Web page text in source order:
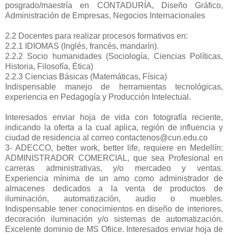
posgrado/maestría en CONTADURÍA, Diseño Gráfico,
Administración de Empresas, Negocios Internacionales
2.2 Docentes para realizar procesos formativos en:
2.2.1 IDIOMAS (Inglés, francés, mandarín).
2.2.2 Socio humanidades (Sociología, Ciencias Políticas,
Historia, Filosofía, Ética)
2.2.3 Ciencias Básicas (Matemáticas, Física)
Indispensable manejo de herramientas tecnológicas,
experiencia en Pedagogía y Producción Intelectual.
Interesados enviar hoja de vida con fotografía reciente,
indicando la oferta a la cual aplica, región de influencia y
ciudad de residencia al correo contactenos@cun.edu.co
3- ADECCO, better work, better life, requiere en Medellín:
ADMINISTRADOR COMERCIAL, que sea Profesional en
carreras administrativas, y/o mercadeo y ventas.
Experiencia mínima de un amo como administrador de
almacenes dedicados a la venta de productos de
iluminación, automatización, audio o muebles.
Indispensable tener conocimientos en diseño de interiores,
decoración iluminación y/o sistemas de automatización.
Excelente dominio de MS Ofiice. Interesados enviar hoja de